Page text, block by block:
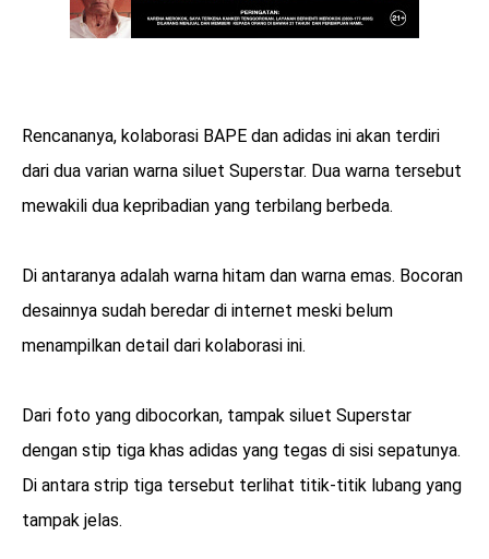
Rencananya, kolaborasi BAPE dan adidas ini akan terdiri
dari dua varian warna siluet Superstar. Dua warna tersebut
mewakili dua kepribadian yang terbilang berbeda.
Di antaranya adalah warna hitam dan warna emas. Bocoran
desainnya sudah beredar di internet meski belum
menampilkan detail dari kolaborasi ini.
Dari foto yang dibocorkan, tampak siluet Superstar
dengan stip tiga khas adidas yang tegas di sisi sepatunya.
Di antara strip tiga tersebut terlihat titik-titik lubang yang
tampak jelas.